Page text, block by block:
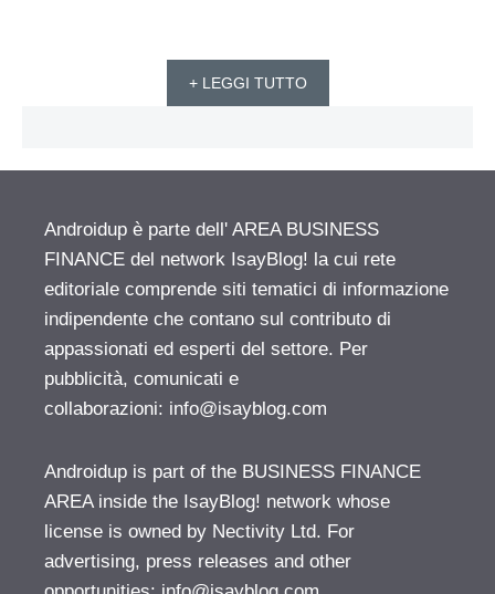
+ LEGGI TUTTO
Androidup è parte dell' AREA BUSINESS
FINANCE del network IsayBlog! la cui rete
editoriale comprende siti tematici di informazione
indipendente che contano sul contributo di
appassionati ed esperti del settore. Per
pubblicità, comunicati e
collaborazioni: info@isayblog.com
Androidup is part of the BUSINESS FINANCE
AREA inside the IsayBlog! network whose
license is owned by Nectivity Ltd. For
advertising, press releases and other